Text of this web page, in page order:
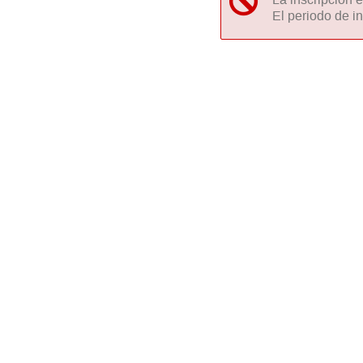
El periodo de